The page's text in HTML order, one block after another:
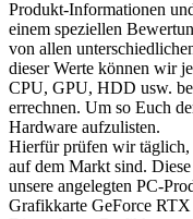
Produkt-Informationen
einem speziellen
von allen
dieser Werte können wir
CPU, GPU, HDD usw.
errechnen. Um so Euch
Hardware aufzulisten.
Hierfür prüfen wir täglich,
auf dem Markt sind.
unsere angelegten PC-
Grafikkarte GeForce